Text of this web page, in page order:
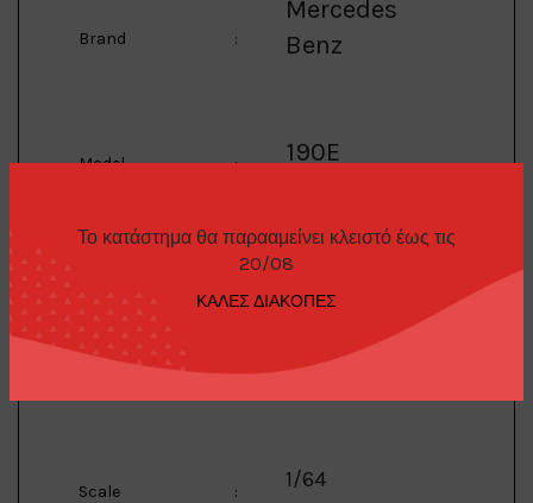
Το κατάστημα θα παρααμείνει κλειστό έως τις
20/08
ΚΑΛΕΣ ΔΙΑΚΟΠΕΣ
Brand :
Mercedes
Benz
Model : 190E
3inch 1990 Mercedes
Benz 190E, black
Maisto
Scale : 1/64